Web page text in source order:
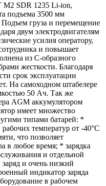
M2 SDR 1235 Li-ion,
подъема 3500 мм
Подъем груза и перемещение
двум электродвигателям
усилия оператору,
и повышает
из С-образного
жесткости. Благодаря
срок эксплуатации
На самоходном штабелере
50 Ач. Так же
AGM аккумулятором
имеет множество
типами батарей: *
температур от -40°C
что позволяет
в любое время; * зарядка
и отдельной
и очень низкий
индикатор заряда
в рабочем